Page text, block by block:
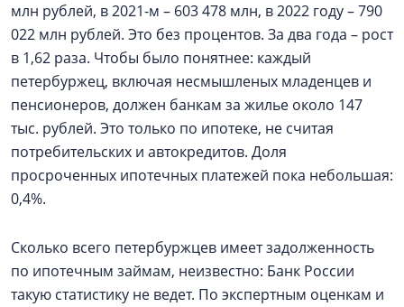
млн рублей, в 2021-м – 603 478 млн, в 2022 году – 790
022 млн рублей. Это без процентов. За два года – рост
в 1,62 раза. Чтобы было понятнее: каждый
петербуржец, включая несмышленых младенцев и
пенсионеров, должен банкам за жилье около 147
тыс. рублей. Это только по ипотеке, не считая
потребительских и автокредитов. Доля
просроченных ипотечных платежей пока небольшая:
0,4%.
Сколько всего петербуржцев имеет задолженность
по ипотечным займам, неизвестно: Банк России
такую статистику не ведет. По экспертным оценкам и